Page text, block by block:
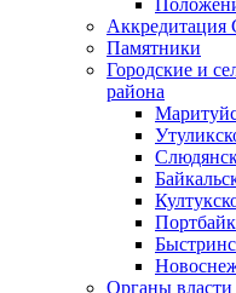
Памятники
Городские и
района
Органы власти